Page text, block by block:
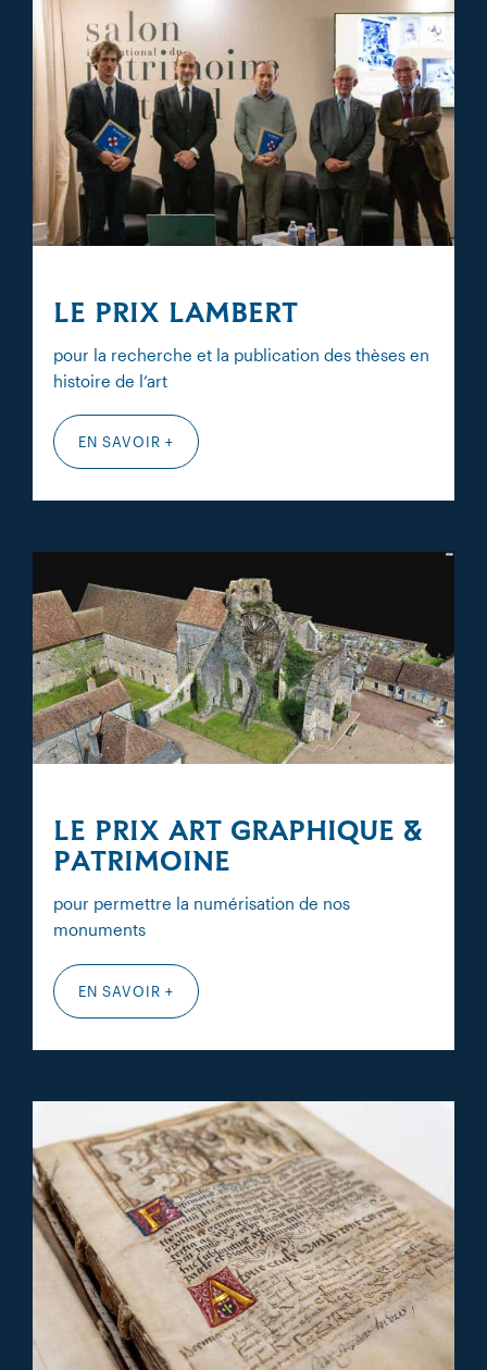
LE PRIX LAMBERT
pour la recherche et la publication des thèses en
histoire de l’art
EN SAVOIR +
LE PRIX ART GRAPHIQUE &
PATRIMOINE
pour permettre la numérisation de nos
monuments
EN SAVOIR +